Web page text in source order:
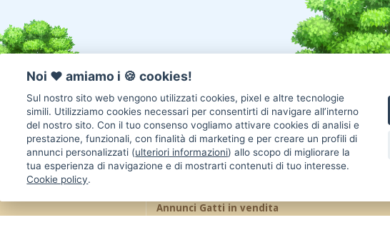
Annunci Gatti in vendita
Noi ♥️ amiamo i 🍪 cookies!
Sul nostro sito web vengono utilizzati cookies, pixel e altre tecnologie
simili. Utilizziamo cookies necessari per consentirti di navigare all’interno
del nostro sito. Con il tuo consenso vogliamo attivare cookies di analisi e
prestazione, funzionali, con finalità di marketing e per creare un profili di
annunci personalizzati (ulteriori informazioni) allo scopo di migliorare la
tua esperienza di navigazione e di mostrarti contenuti di tuo interesse.
Cookie policy.